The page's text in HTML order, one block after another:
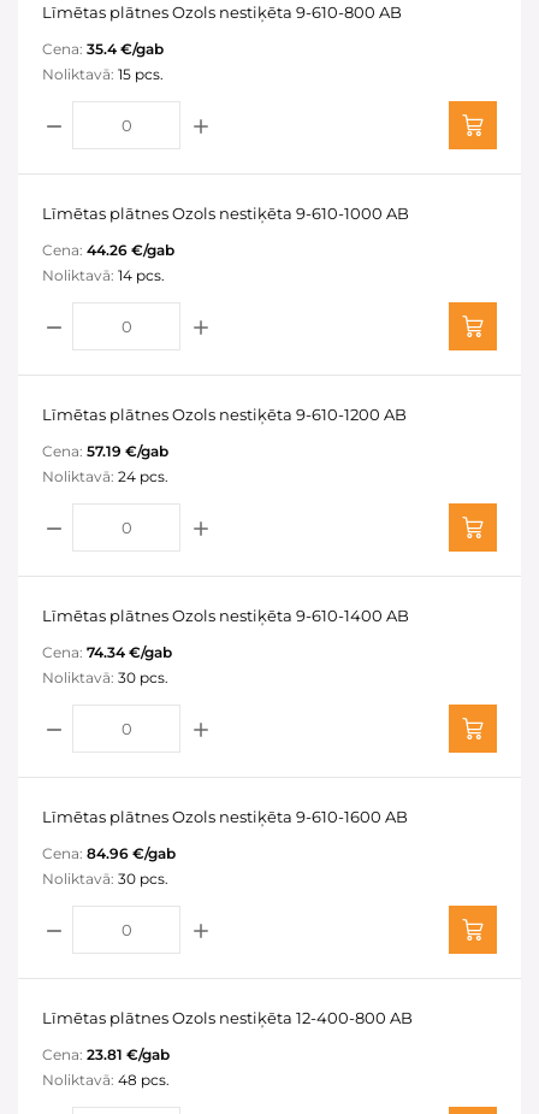
Līmētas plātnes Ozols nestiķēta 9-610-800 AB
Cena: 35.4 €/gab
Noliktavā: 15 pcs.
Līmētas plātnes Ozols nestiķēta 9-610-1000 AB
Cena: 44.26 €/gab
Noliktavā: 14 pcs.
Līmētas plātnes Ozols nestiķēta 9-610-1200 AB
Cena: 57.19 €/gab
Noliktavā: 24 pcs.
Līmētas plātnes Ozols nestiķēta 9-610-1400 AB
Cena: 74.34 €/gab
Noliktavā: 30 pcs.
Līmētas plātnes Ozols nestiķēta 9-610-1600 AB
Cena: 84.96 €/gab
Noliktavā: 30 pcs.
Līmētas plātnes Ozols nestiķēta 12-400-800 AB
Cena: 23.81 €/gab
Noliktavā: 48 pcs.